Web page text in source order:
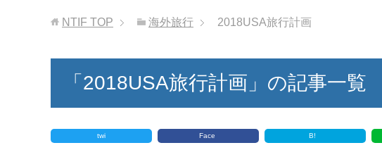
NTIF TOP 海外旅行 2018USA旅行計画
「2018USA旅行計画」の記事一覧
twi Face B!